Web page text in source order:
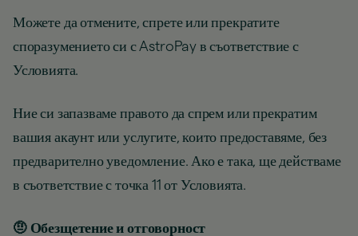
Можете да отмените, спрете или прекратите
споразумението си с AstroPay в съответствие с
Условията.
Ние си запазваме правото да спрем или прекратим
вашия акаунт или услугите, които предоставяме, без
предварително уведомление. Ако е така, ще действаме
в съответствие с точка 11 от Условията.
🤨 Обезщетение и отговорност